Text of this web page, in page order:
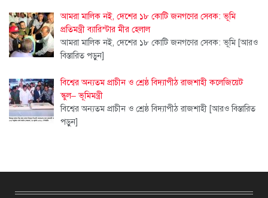
আমরা মালিক নই, দেশের ১৮ কোটি জনগণের সেবক: ভূমি
প্রতিমন্ত্রী ব্যারিস্টার মীর হেলাল
আমরা মালিক নই, দেশের ১৮ কোটি জনগণের সেবক: ভূমি [আরও
বিস্তারিত পড়ুন]
বিশ্বের অন্যতম প্রাচীন ও শ্রেষ্ঠ বিদ্যাপীঠ রাজশাহী কলেজিয়েট
স্কুল– ভূমিমন্ত্রী
বিশ্বের অন্যতম প্রাচীন ও শ্রেষ্ঠ বিদ্যাপীঠ রাজশাহী [আরও বিস্তারিত
পড়ুন]